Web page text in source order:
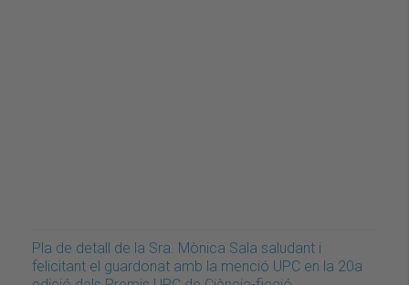
Pla de detall de la Sra. Mònica Sala saludant i
felicitant el guardonat amb la menció UPC en la 20a